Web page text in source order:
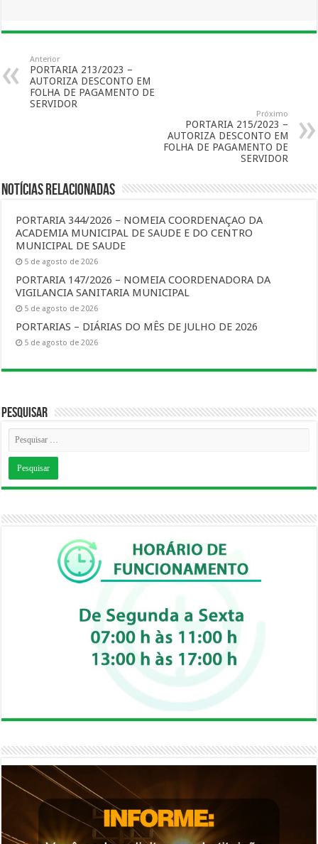
Anterior
PORTARIA 213/2023 –
AUTORIZA DESCONTO EM
FOLHA DE PAGAMENTO DE
SERVIDOR
Próximo
PORTARIA 215/2023 –
AUTORIZA DESCONTO EM
FOLHA DE PAGAMENTO DE
SERVIDOR
Notícias Relacionadas
PORTARIA 344/2026 – NOMEIA COORDENAÇAO DA
ACADEMIA MUNICIPAL DE SAUDE E DO CENTRO
MUNICIPAL DE SAUDE
5 de agosto de 2026
PORTARIA 147/2026 – NOMEIA COORDENADORA DA
VIGILANCIA SANITARIA MUNICIPAL
5 de agosto de 2026
PORTARIAS – DIÁRIAS DO MÊS DE JULHO DE 2026
5 de agosto de 2026
Pesquisar